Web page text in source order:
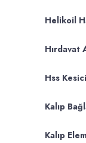
Helikoil
Hırdavat
Hss
Kalıp
Kalıp